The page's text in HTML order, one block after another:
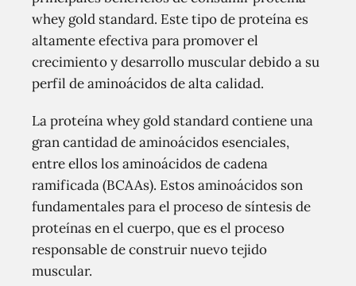
whey gold standard. Este tipo de proteína es
altamente efectiva para promover el
crecimiento y desarrollo muscular debido a su
perfil de aminoácidos de alta calidad.
La proteína whey gold standard contiene una
gran cantidad de aminoácidos esenciales,
entre ellos los aminoácidos de cadena
ramificada (BCAAs). Estos aminoácidos son
fundamentales para el proceso de síntesis de
proteínas en el cuerpo, que es el proceso
responsable de construir nuevo tejido
muscular.